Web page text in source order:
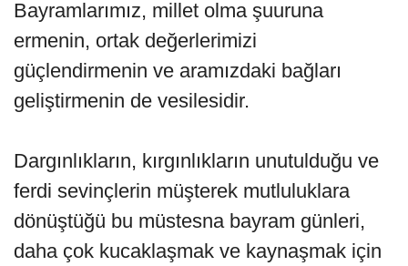
Bayramlarımız, millet olma şuuruna
ermenin, ortak değerlerimizi
güçlendirmenin ve aramızdaki bağları
geliştirmenin de vesilesidir.
Dargınlıkların, kırgınlıkların unutulduğu ve
ferdi sevinçlerin müşterek mutluluklara
dönüştüğü bu müstesna bayram günleri,
daha çok kucaklaşmak ve kaynaşmak için